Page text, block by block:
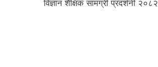
विज्ञान शैक्षिक सामग्री प्रदर्शनी २०८२